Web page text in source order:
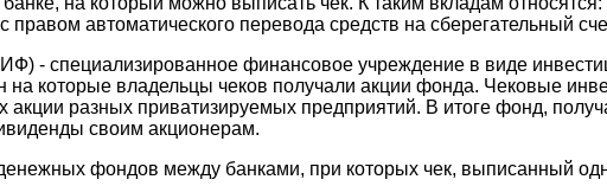
автоматического перевода средств на сберегательный
финансовое учреждение в виде
на которые владельцы чеков получали акции фонда. Чековые
акции разных приватизируемых предприятий. В итоге фонд,
своим акционерам.
фондов между банками, при которых чек, выписанный